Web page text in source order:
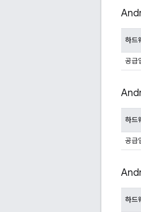
하드
공급
하드
공급
하드